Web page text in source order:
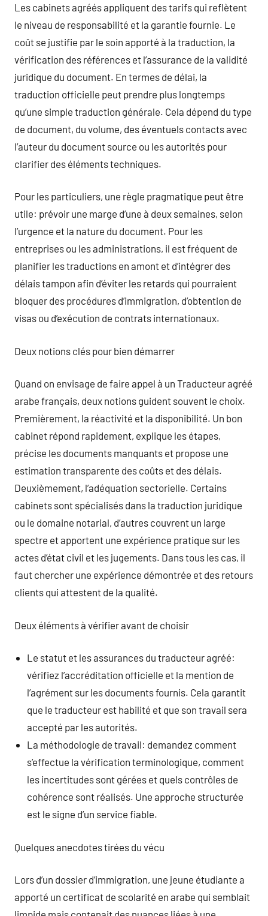
Les cabinets agréés appliquent des tarifs qui reflètent
le niveau de responsabilité et la garantie fournie. Le
coût se justifie par le soin apporté à la traduction, la
vérification des références et l’assurance de la validité
juridique du document. En termes de délai, la
traduction officielle peut prendre plus longtemps
qu’une simple traduction générale. Cela dépend du type
de document, du volume, des éventuels contacts avec
l’auteur du document source ou les autorités pour
clarifier des éléments techniques.
Pour les particuliers, une règle pragmatique peut être
utile: prévoir une marge d’une à deux semaines, selon
l’urgence et la nature du document. Pour les
entreprises ou les administrations, il est fréquent de
planifier les traductions en amont et d’intégrer des
délais tampon afin d’éviter les retards qui pourraient
bloquer des procédures d’immigration, d’obtention de
visas ou d’exécution de contrats internationaux.
Deux notions clés pour bien démarrer
Quand on envisage de faire appel à un Traducteur agréé
arabe français, deux notions guident souvent le choix.
Premièrement, la réactivité et la disponibilité. Un bon
cabinet répond rapidement, explique les étapes,
précise les documents manquants et propose une
estimation transparente des coûts et des délais.
Deuxièmement, l’adéquation sectorielle. Certains
cabinets sont spécialisés dans la traduction juridique
ou le domaine notarial, d’autres couvrent un large
spectre et apportent une expérience pratique sur les
actes d’état civil et les jugements. Dans tous les cas, il
faut chercher une expérience démontrée et des retours
clients qui attestent de la qualité.
Deux éléments à vérifier avant de choisir
Le statut et les assurances du traducteur agréé:
vérifiez l’accréditation officielle et la mention de
l’agrément sur les documents fournis. Cela garantit
que le traducteur est habilité et que son travail sera
accepté par les autorités.
La méthodologie de travail: demandez comment
s’effectue la vérification terminologique, comment
les incertitudes sont gérées et quels contrôles de
cohérence sont réalisés. Une approche structurée
est le signe d’un service fiable.
Quelques anecdotes tirées du vécu
Lors d’un dossier d’immigration, une jeune étudiante a
apporté un certificat de scolarité en arabe qui semblait